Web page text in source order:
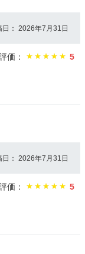
日： 2026年7月31日
価：
5
日： 2026年7月31日
価：
5